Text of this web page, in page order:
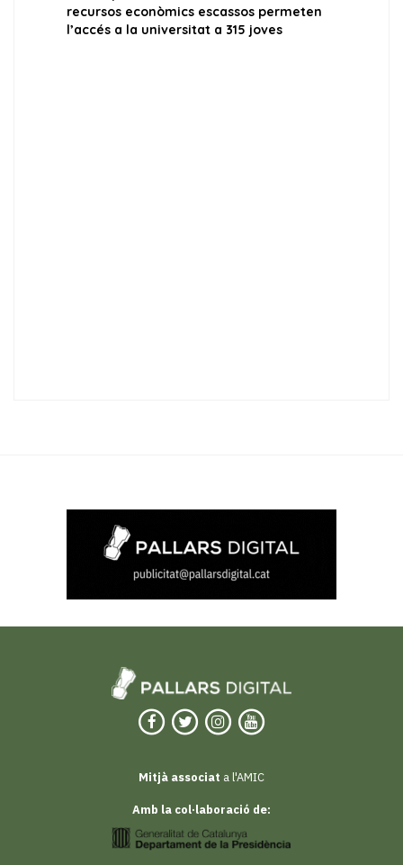
Mitjà associat a l'AMIC
Amb la col·laboració de: